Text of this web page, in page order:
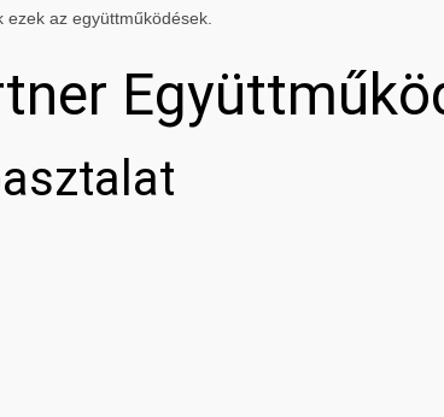
az együttműködések.